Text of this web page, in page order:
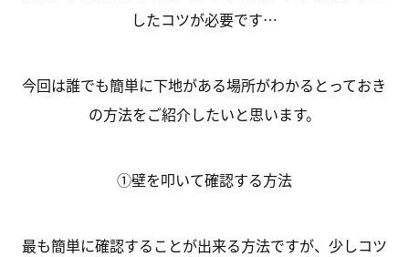
したコツが必要です…
今回は誰でも簡単に下地がある場所がわかるとっておき
の方法をご紹介したいと思います。
①壁を叩いて確認する方法
最も簡単に確認することが出来る方法ですが、少しコツ